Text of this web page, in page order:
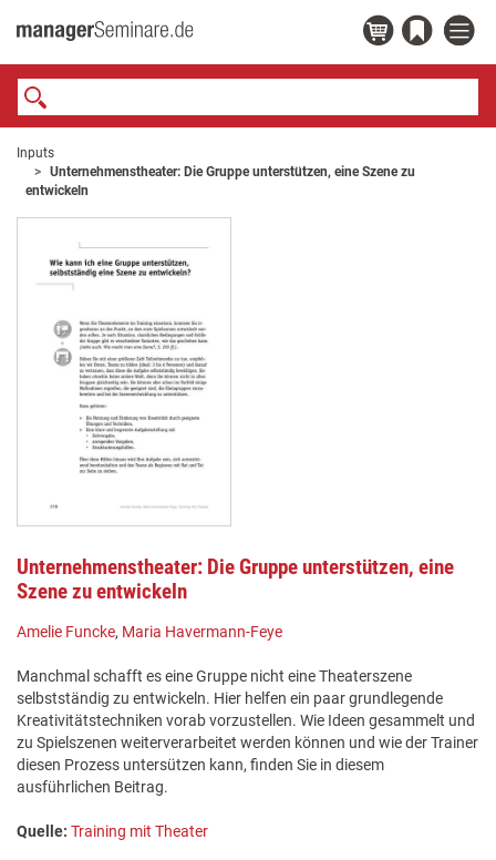
Inputs
Unternehmenstheater: Die Gruppe unterstützen, eine Szene zu
entwickeln
Unternehmenstheater: Die Gruppe unterstützen, eine
Szene zu entwickeln
Amelie Funcke, Maria Havermann-Feye
Manchmal schafft es eine Gruppe nicht eine Theaterszene
selbstständig zu entwickeln. Hier helfen ein paar grundlegende
Kreativitätstechniken vorab vorzustellen. Wie Ideen gesammelt und
zu Spielszenen weiterverarbeitet werden können und wie der Trainer
diesen Prozess untersützen kann, finden Sie in diesem
ausführlichen Beitrag.
Quelle: Training mit Theater